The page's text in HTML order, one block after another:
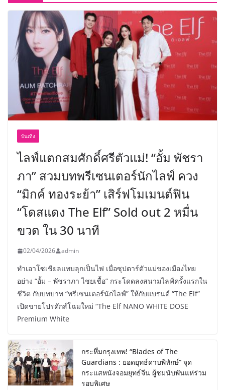
บันเทิง
ไลฟ์แตกสมศักดิ์ศรีตัวแม่! “อั้ม พัชรา
ภา” สวมบทพรีเซนเตอร์นักไลฟ์ ควง
“มิกค์ ทองระย้า” เสิร์ฟโมเมนต์ฟิน
“โดสแดง The Elf” Sold out 2 หมื่น
ขวด ใน 30 นาที
02/04/2026 admin
ทำเอาโซเชียลแทบลุกเป็นไฟ เมื่อซุปตาร์ตัวแม่ของเมืองไทย
อย่าง “อั้ม – พัชราภา ไชยเชื้อ” กระโดดลงสนามไลฟ์ครั้งแรกใน
ชีวิต กับบทบาท “พรีเซนเตอร์นักไลฟ์” ให้กับแบรนด์ “The Elf”
เปิดขายโปรดักส์โฉมใหม่ “The Elf NANO WHITE DOSE
Premium White
กระหึ่มกรุงเทพ! “Blades of The
Guardians : ยอดยุทธ์ดาบพิทักษ์” จุด
กระแสหนังจอมยุทธ์จีน ผู้ชมนับพันแห่ร่วม
รอบพิเศษ